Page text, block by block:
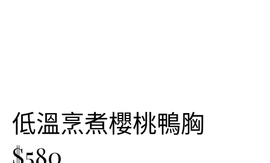
低溫烹煮櫻桃鴨胸
$580